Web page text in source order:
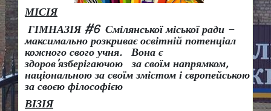
МІСІЯ
ГІМНАЗІЯ #6 Смілянської міської ради –
максимально розкриває освітній потенціал
кожного свого учня.
Вона є
здоров’язберігаючою за своїм напрямком,
національною за своїм змістом і європейською
за своєю філософією
ВІЗІЯ